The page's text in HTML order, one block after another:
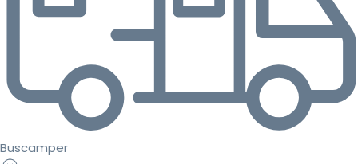
Buscamper